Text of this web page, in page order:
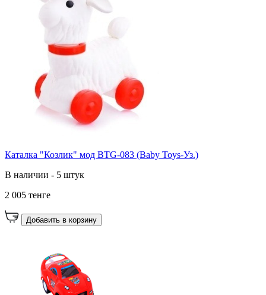
Каталка "Козлик" мод BTG-083 (Baby Toys-Уз.)
В наличии - 5 штук
2 005 тенге
Добавить в корзину